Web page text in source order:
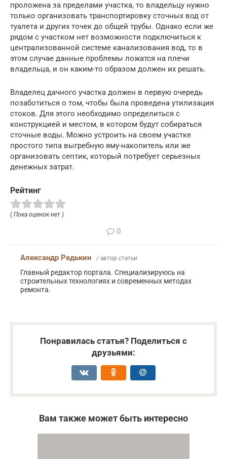
проложена за пределами участка, то владельцу нужно
только организовать транспортировку сточных вод от
туалета и других точек до общей трубы. Однако если же
рядом с участком нет возможности подключиться к
централизованной системе канализования вод, то в
этом случае данные проблемы ложатся на плечи
владельца, и он каким-то образом должен их решать.
Владелец дачного участка должен в первую очередь
позаботиться о том, чтобы была проведена утилизация
стоков. Для этого необходимо определиться с
конструкцией и местом, в котором будут собираться
сточные воды. Можно устроить на своем участке
простого типа выгребную яму-накопитель или же
организовать септик, который потребует серьезных
денежных затрат.
Рейтинг
( Пока оценок нет )
0
Александр Редькин / автор статьи
Главный редактор портала. Специализируюсь на
строительных технологиях и современных методах
ремонта.
Понравилась статья? Поделиться с
друзьями:
Вам также может быть интересно